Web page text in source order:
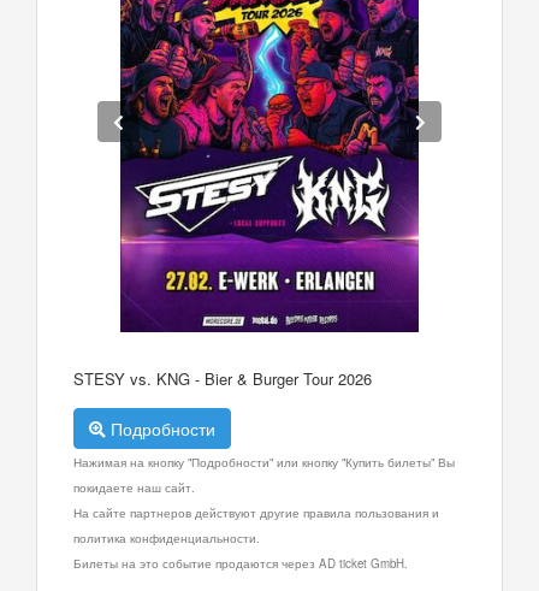
STESY vs. KNG - Bier & Burger Tour 2026
Подробности
Нажимая на кнопку "Подробности" или кнопку "Купить билеты" Вы
покидаете наш сайт.
На сайте партнеров действуют другие правила пользования и
политика конфиденциальности.
Билеты на это событие продаются через AD ticket GmbH.